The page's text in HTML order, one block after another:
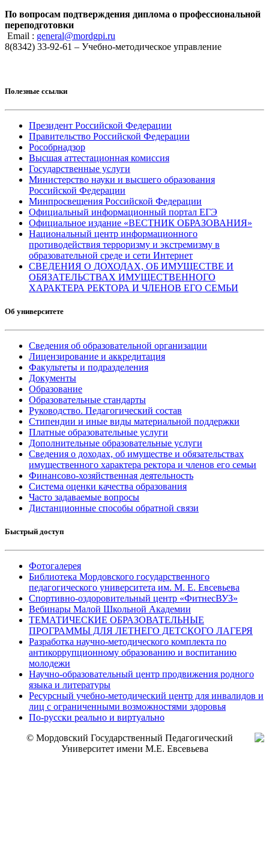
По вопросам подтверждения диплома о профессиональной
переподготовки
Email : general@mordgpi.ru
8(8342) 33-92-61 – Учебно-методическое управление
Полезные ссылки
Президент Российской Федерации
Правительство Российской Федерации
Рособрнадзор
Высшая аттестационная комиссия
Государственные услуги
Министерство науки и высшего образования
Российской Федерации
Минпросвещения Российской Федерации
Официальный информационный портал ЕГЭ
Официальное издание «ВЕСТНИК ОБРАЗОВАНИЯ»
Национальный центр информационного
противодействия терроризму и экстремизму в
образовательной среде и сети Интернет
СВЕДЕНИЯ О ДОХОДАХ, ОБ ИМУЩЕСТВЕ И
ОБЯЗАТЕЛЬСТВАХ ИМУЩЕСТВЕННОГО
ХАРАКТЕРА РЕКТОРА И ЧЛЕНОВ ЕГО СЕМЬИ
Об университете
Сведения об образовательной организации
Лицензирование и аккредитация
Факультеты и подразделения
Документы
Образование
Образовательные стандарты
Руководство. Педагогический состав
Стипендии и иные виды материальной поддержки
Платные образовательные услуги
Дополнительные образовательные услуги
Сведения о доходах, об имуществе и обязательствах
имущественного характера ректора и членов его семьи
Финансово-хозяйственная деятельность
Система оценки качества образования
Часто задаваемые вопросы
Дистанционные способы обратной связи
Быстрый доступ
Фотогалерея
Библиотека Мордовского государственного
педагогического университета им. М. Е. Евсевьева
Спортивно-оздоровительный центр «ФитнесВУЗ»
Вебинары Малой Школьной Академии
ТЕМАТИЧЕСКИЕ ОБРАЗОВАТЕЛЬНЫЕ
ПРОГРАММЫ ДЛЯ ЛЕТНЕГО ДЕТСКОГО ЛАГЕРЯ
Разработка научно-методического комплекта по
антикоррупционному образованию и воспитанию
молодежи
Научно-образовательный центр продвижения родного
языка и литературы
Ресурсный учебно-методический центр для инвалидов и
лиц с ограниченными возможностями здоровья
По-русски реально и виртуально
© Мордовский Государственный Педагогический
Университет имени М.Е. Евсевьева